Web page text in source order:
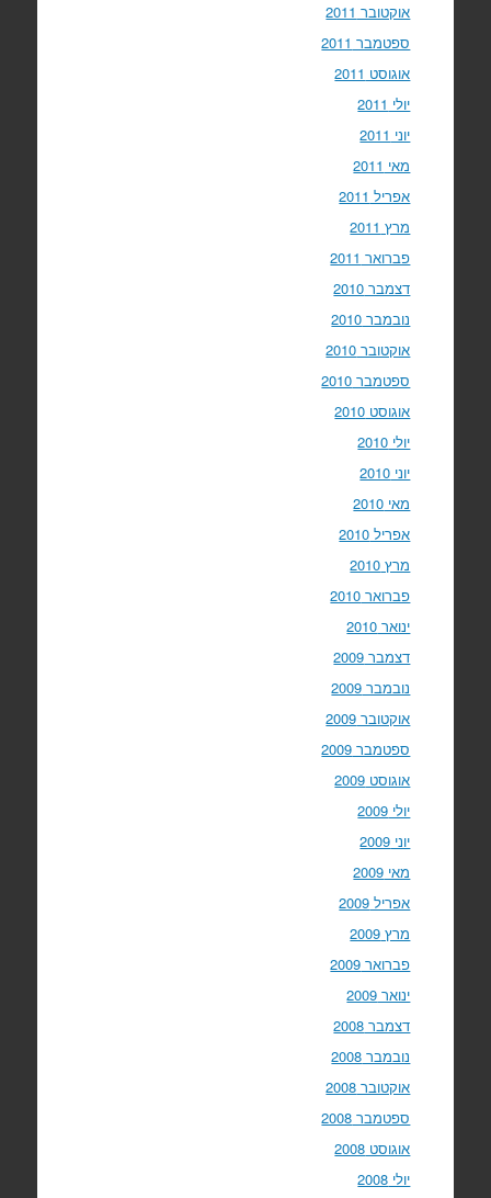
אוקטובר 2011
ספטמבר 2011
אוגוסט 2011
יולי 2011
יוני 2011
מאי 2011
אפריל 2011
מרץ 2011
פברואר 2011
דצמבר 2010
נובמבר 2010
אוקטובר 2010
ספטמבר 2010
אוגוסט 2010
יולי 2010
יוני 2010
מאי 2010
אפריל 2010
מרץ 2010
פברואר 2010
ינואר 2010
דצמבר 2009
נובמבר 2009
אוקטובר 2009
ספטמבר 2009
אוגוסט 2009
יולי 2009
יוני 2009
מאי 2009
אפריל 2009
מרץ 2009
פברואר 2009
ינואר 2009
דצמבר 2008
נובמבר 2008
אוקטובר 2008
ספטמבר 2008
אוגוסט 2008
יולי 2008